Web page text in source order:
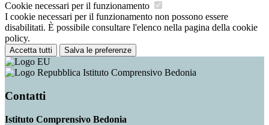
Cookie necessari per il funzionamento
I cookie necessari per il funzionamento non possono essere
disabilitati. È possibile consultare l'elenco nella pagina della cookie
policy.
Accetta tutti Salva le preferenze
Istituto Comprensivo Bedonia
Contatti
Istituto Comprensivo Bedonia